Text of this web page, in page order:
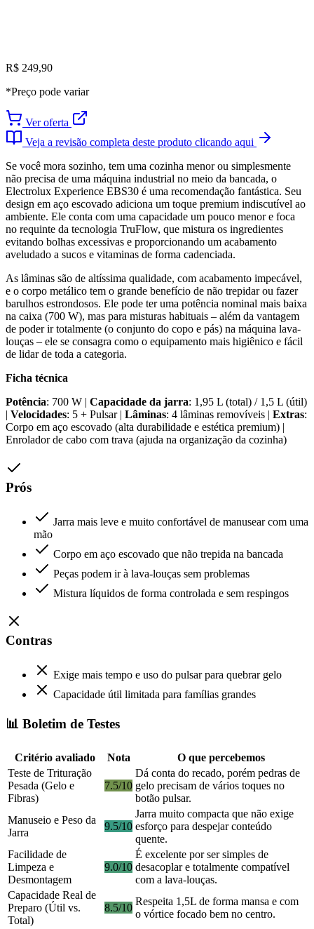
R$ 249,90
*Preço pode variar
Ver oferta
Veja a revisão completa deste produto clicando aqui
Se você mora sozinho, tem uma cozinha menor ou simplesmente
não precisa de uma máquina industrial no meio da bancada, o
Electrolux Experience EBS30 é uma recomendação fantástica. Seu
design em aço escovado adiciona um toque premium indiscutível ao
ambiente. Ele conta com uma capacidade um pouco menor e foca
no requinte da tecnologia TruFlow, que mistura os ingredientes
evitando bolhas excessivas e proporcionando um acabamento
aveludado a sucos e vitaminas de forma cadenciada.
As lâminas são de altíssima qualidade, com acabamento impecável,
e o corpo metálico tem o grande benefício de não trepidar ou fazer
barulhos estrondosos. Ele pode ter uma potência nominal mais baixa
na caixa (700 W), mas para misturas habituais – além da vantagem
de poder ir totalmente (o conjunto do copo e pás) na máquina lava-
louças – ele se consagra como o equipamento mais higiênico e fácil
de lidar de toda a categoria.
Ficha técnica
Potência: 700 W | Capacidade da jarra: 1,95 L (total) / 1,5 L (útil)
| Velocidades: 5 + Pulsar | Lâminas: 4 lâminas removíveis | Extras:
Corpo em aço escovado (alta durabilidade e estética premium) |
Enrolador de cabo com trava (ajuda na organização da cozinha)
Prós
Jarra mais leve e muito confortável de manusear com uma
mão
Corpo em aço escovado que não trepida na bancada
Peças podem ir à lava-louças sem problemas
Mistura líquidos de forma controlada e sem respingos
Contras
Exige mais tempo e uso do pulsar para quebrar gelo
Capacidade útil limitada para famílias grandes
📊 Boletim de Testes
Critério avaliado Nota
O que percebemos
Teste de Trituração
Pesada (Gelo e
Fibras)
7.5/10
Dá conta do recado, porém pedras de
gelo precisam de vários toques no
botão pulsar.
Manuseio e Peso da
Jarra
9.5/10
Jarra muito compacta que não exige
esforço para despejar conteúdo
quente.
Facilidade de
Limpeza e
Desmontagem
9.0/10
É excelente por ser simples de
desacoplar e totalmente compatível
com a lava-louças.
Capacidade Real de
Preparo (Útil vs.
Total)
8.5/10
Respeita 1,5L de forma mansa e com
o vórtice focado bem no centro.